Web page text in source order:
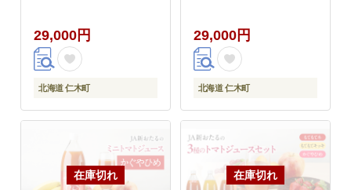
度 甘味 濃厚 美味しい
酸味 子供 大好評 [JA新
おたる]
29,000円
北海道 仁木町
29,000円
北海道 仁木町